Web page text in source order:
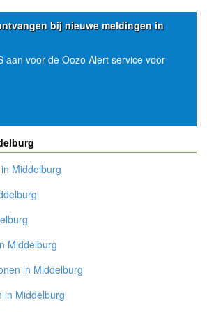
bij nieuwe meldingen in
aan voor de Oozo Alert service voor
Middelburg
Middelburg
in Middelburg
in Middelburg